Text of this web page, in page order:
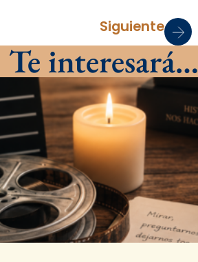
Siguiente
Te interesará…